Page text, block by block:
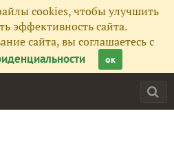
cookies, чтобы улучшить
эффективность сайта.
сайта, вы соглашаетесь с
ок